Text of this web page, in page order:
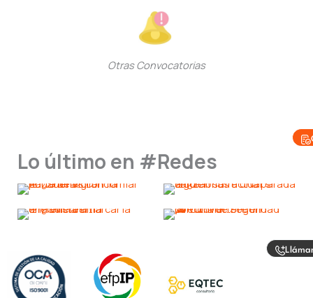
Otras Convocatorias
Lo último en #Redes